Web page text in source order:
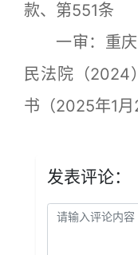
款、第551条
一审：重庆
民法院（2024
书（2025年1月
发表评论：